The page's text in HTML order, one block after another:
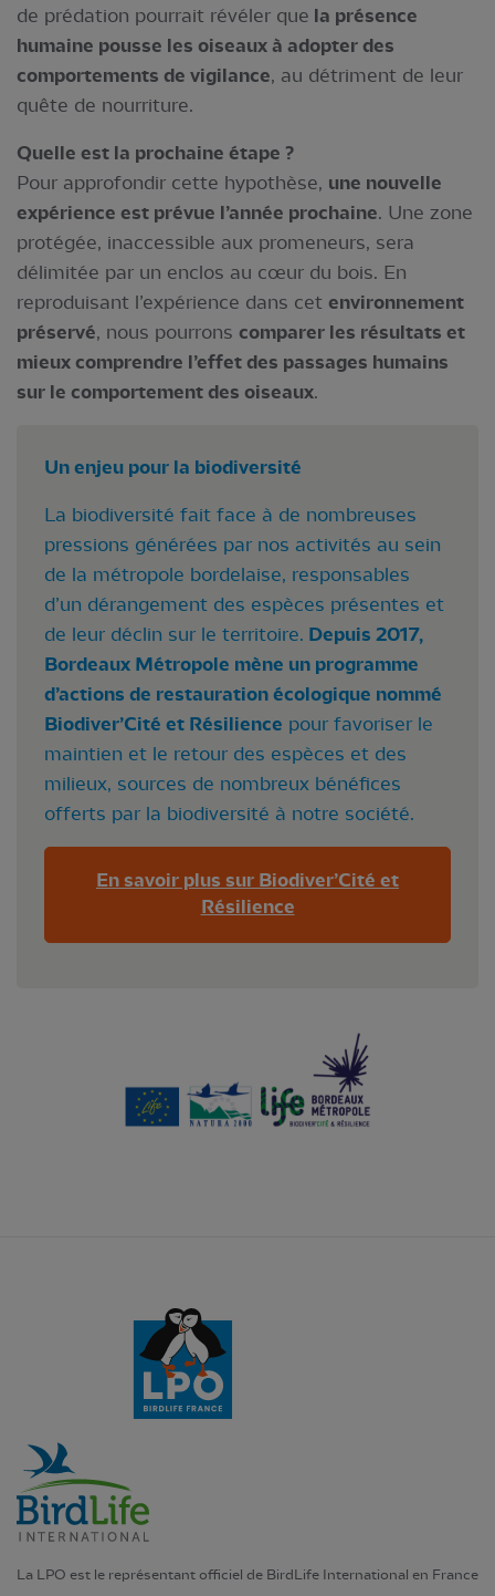
de prédation pourrait révéler que la présence
humaine pousse les oiseaux à adopter des
comportements de vigilance, au détriment de leur
quête de nourriture.
Quelle est la prochaine étape ?
Pour approfondir cette hypothèse, une nouvelle
expérience est prévue l’année prochaine. Une zone
protégée, inaccessible aux promeneurs, sera
délimitée par un enclos au cœur du bois. En
reproduisant l’expérience dans cet environnement
préservé, nous pourrons comparer les résultats et
mieux comprendre l’effet des passages humains
sur le comportement des oiseaux.
Un enjeu pour la biodiversité
La biodiversité fait face à de nombreuses
pressions générées par nos activités au sein
de la métropole bordelaise, responsables
d’un dérangement des espèces présentes et
de leur déclin sur le territoire. Depuis 2017,
Bordeaux Métropole mène un programme
d’actions de restauration écologique nommé
Biodiver’Cité et Résilience pour favoriser le
maintien et le retour des espèces et des
milieux, sources de nombreux bénéfices
offerts par la biodiversité à notre société.
En savoir plus sur Biodiver’Cité et
Résilience
La LPO est le représentant officiel de BirdLife International en France